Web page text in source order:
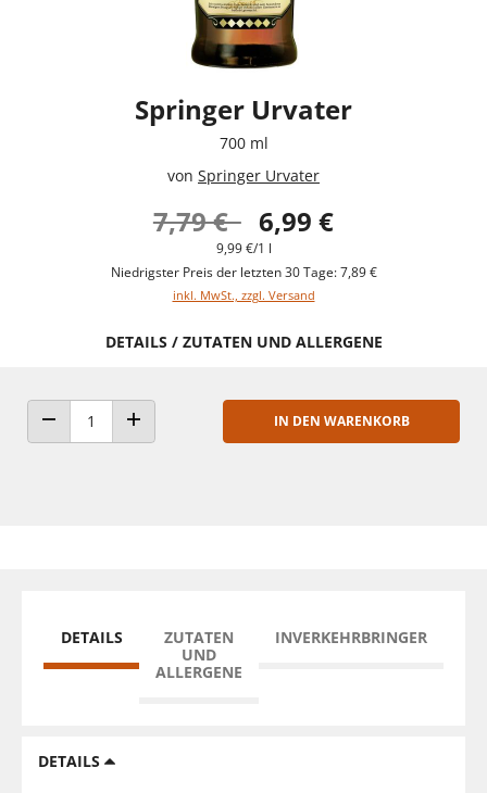
Springer Urvater
700 ml
von Springer Urvater
7,79 € 6,99 €
9,99 €/1 l
Niedrigster Preis der letzten 30 Tage: 7,89 €
inkl. MwSt., zzgl. Versand
DETAILS / ZUTATEN UND ALLERGENE
ANZAHL VERRINGERNANZAHL ERHÖHEN
IN DEN WARENKORB
DETAILS
ZUTATEN
UND
ALLERGENE
INVERKEHRBRINGER
DETAILS